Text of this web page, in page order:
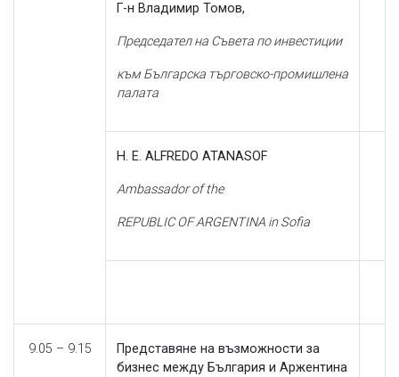
Г-н Владимир Томов,
Председател на Съвета по инвестиции
към Българска търговско-промишлена
палата
H. E. ALFREDO ATANASOF
Ambassador of the
REPUBLIC OFARGENTINA in Sofia
9.05 – 9.15
Представяне на възможности за
бизнес между България и Аржентина